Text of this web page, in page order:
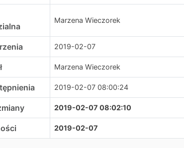
Marzena Wieczorek
2019-02-07
Marzena Wieczorek
2019-02-07 08:00:24
2019-02-07 08:02:10
2019-02-07